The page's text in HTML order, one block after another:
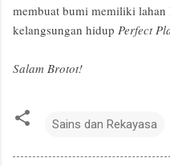
membuat bumi memiliki
kelangsungan hidup Perfect
Salam Brotot!
Sains dan Rekayasa